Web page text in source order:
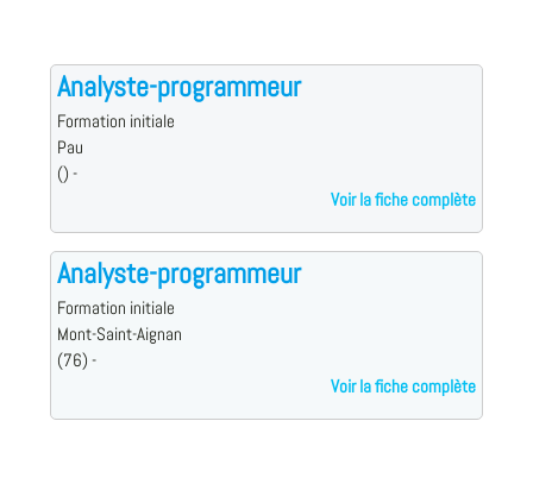
Analyste-programmeur
Formation initiale
Pau
() -
Voir la fiche complète
Analyste-programmeur
Formation initiale
Mont-Saint-Aignan
(76) -
Voir la fiche complète